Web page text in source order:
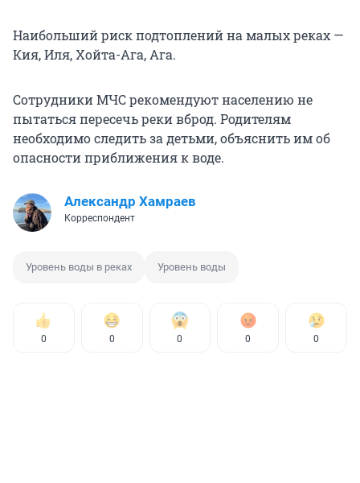
Наибольший риск подтоплений на малых реках —
Кия, Иля, Хойта-Ага, Ага.
Сотрудники МЧС рекомендуют населению не
пытаться пересечь реки вброд. Родителям
необходимо следить за детьми, объяснить им об
опасности приближения к воде.
Александр Хамраев
Корреспондент
Уровень воды в реках Уровень воды
0 0 0 0 0